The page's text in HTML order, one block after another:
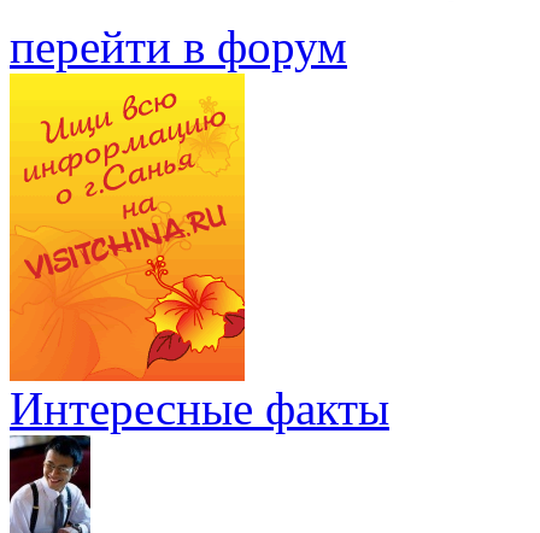
перейти в форум
Интересные факты